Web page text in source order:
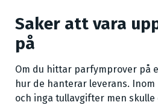
Saker att vara
på
Om du hittar parfymprover på
hur de hanterar leverans.
och inga tullavgifter men skulle